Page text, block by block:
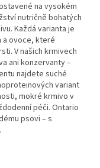
na vysokém
nutričně bohatých
Každá varianta je
a ovoce, které
V našich krmivech
ani konzervanty –
najdete suché
variant
mokré krmivo v
péči. Ontario
psovi – s